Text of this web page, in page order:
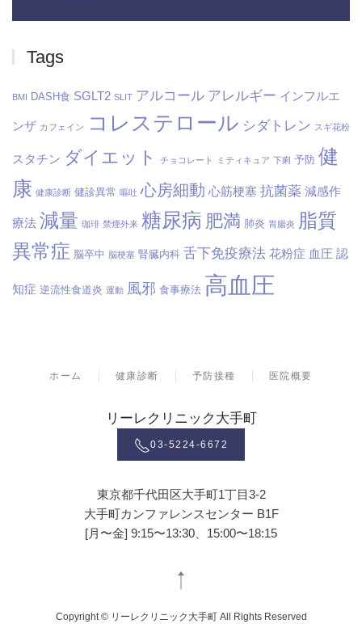
Tags
BMI DASH食 SGLT2 SLIT アルコール アレルギー インフルエ
ンザ カフェイン コレステロール シダトレン スギ花粉
スタチン ダイエット チョコレート ミティキュア 下痢 予防 健
康 健康診断 健診異常 嘔吐 心房細動 心筋梗塞 抗菌薬 減感作
療法 減量 珈琲 禁煙外来 糖尿病 肥満 肺炎 胃腸炎 脂質
異常症 脳卒中 脳梗塞 腎臓内科 舌下免疫療法 花粉症 血圧 認
知症 逆流性食道炎 運動 風邪 食事療法 高血圧
ホーム 健康診断 予防接種 医院概要
リーレクリニック大手町
03-5224-6672
東京都千代田区大手町1丁目3-2
大手町カンファレンスセンター B1F
[月〜金] 9:15〜13:30、15:00〜18:15
Copyright © リーレクリニック大手町 All Rights Reserved